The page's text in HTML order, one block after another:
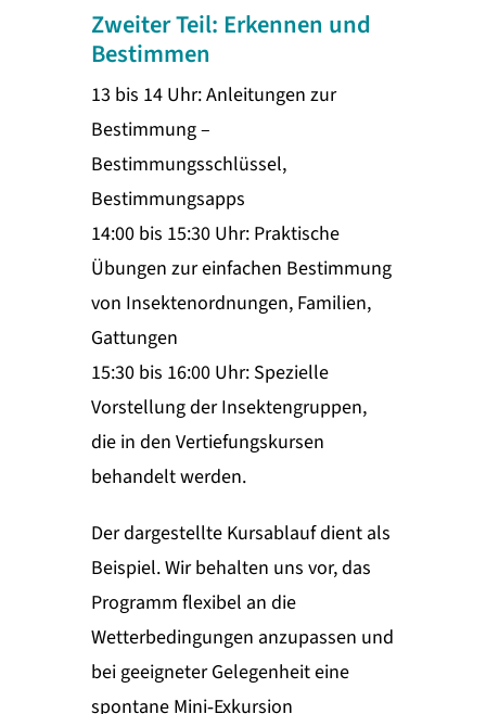
Zweiter Teil: Erkennen und
Bestimmen
13 bis 14 Uhr: Anleitungen zur
Bestimmung –
Bestimmungsschlüssel,
Bestimmungsapps
14:00 bis 15:30 Uhr: Praktische
Übungen zur einfachen Bestimmung
von Insektenordnungen, Familien,
Gattungen
15:30 bis 16:00 Uhr: Spezielle
Vorstellung der Insektengruppen,
die in den Vertiefungskursen
behandelt werden.
Der dargestellte Kursablauf dient als
Beispiel. Wir behalten uns vor, das
Programm flexibel an die
Wetterbedingungen anzupassen und
bei geeigneter Gelegenheit eine
spontane Mini‑Exkursion